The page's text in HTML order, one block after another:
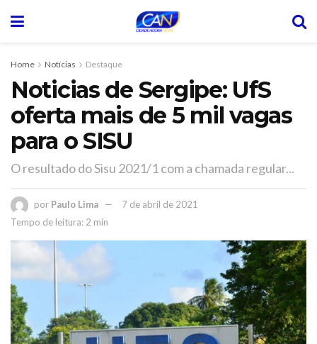
Home Notícias Destaque
Noticias de Sergipe: UfS
oferta mais de 5 mil vagas
para o SISU
O resultado do Sisu 2021/1 com a chamada regular...
por Paulo Lima
7 de abril de 2021
Tempo de leitura: 2 min